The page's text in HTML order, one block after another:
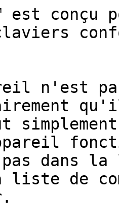
est
n'est
pas dans
liste de